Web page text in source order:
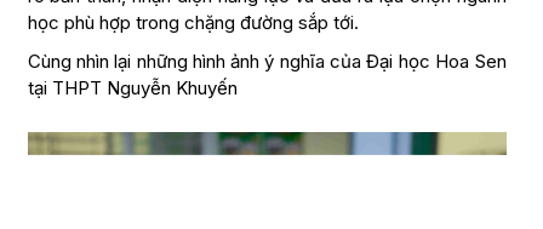
học phù hợp trong chặng đường sắp tới.
Cùng nhìn lại những hình ảnh ý nghĩa của Đại học Hoa Sen
tại THPT Nguyễn Khuyến